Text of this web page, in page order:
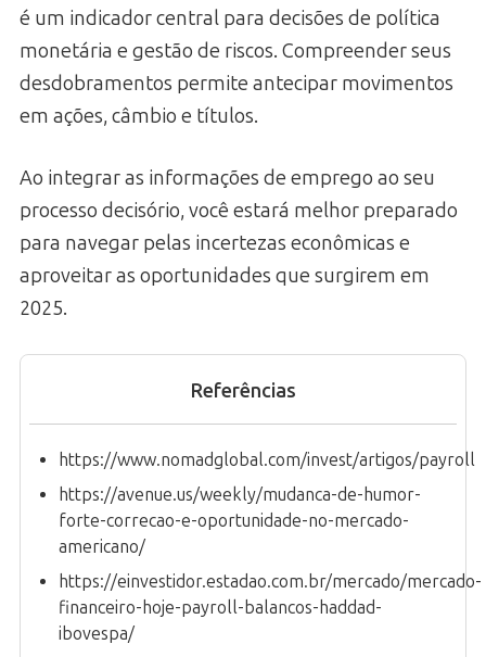
é um indicador central para decisões de política
monetária e gestão de riscos. Compreender seus
desdobramentos permite antecipar movimentos
em ações, câmbio e títulos.
Ao integrar as informações de emprego ao seu
processo decisório, você estará melhor preparado
para navegar pelas incertezas econômicas e
aproveitar as oportunidades que surgirem em
2025.
Referências
https://www.nomadglobal.com/invest/artigos/payroll
https://avenue.us/weekly/mudanca-de-humor-
forte-correcao-e-oportunidade-no-mercado-
americano/
https://einvestidor.estadao.com.br/mercado/mercado-
financeiro-hoje-payroll-balancos-haddad-
ibovespa/